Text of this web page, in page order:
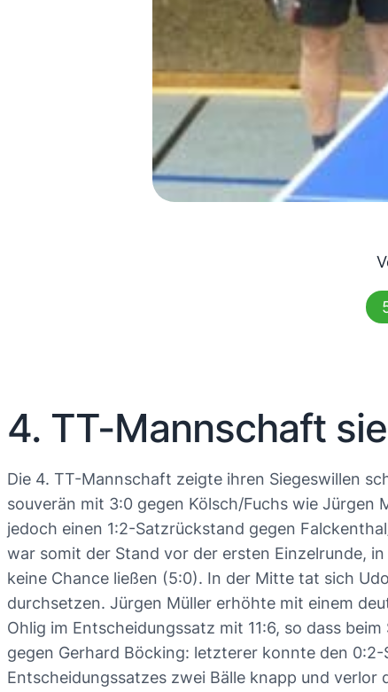
4. TT-Mannschaft
Die 4. TT-Mannschaft zeigte ihren Siegeswillen
souverän mit 3:0 gegen Kölsch/Fuchs wie Jürgen
jedoch einen 1:2-Satzrückstand gegen
war somit der Stand vor der ersten Einzelrunde,
keine Chance ließen (5:0). In der Mitte tat sich
durchsetzen. Jürgen Müller erhöhte mit einem
Ohlig im Entscheidungssatz mit 11:6, so dass
gegen Gerhard Böcking: letzterer konnte den
Entscheidungssatzes zwei Bälle knapp und